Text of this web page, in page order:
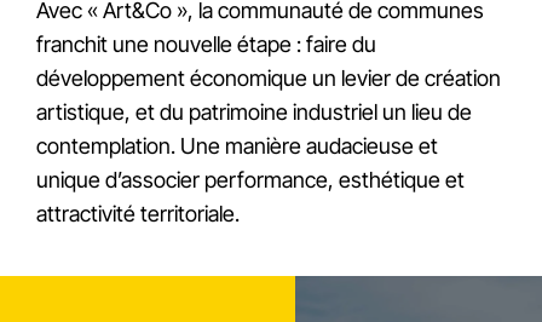
Avec « Art&Co », la communauté de communes
franchit une nouvelle étape : faire du
développement économique un levier de création
artistique, et du patrimoine industriel un lieu de
contemplation. Une manière audacieuse et
unique d’associer performance, esthétique et
attractivité territoriale.